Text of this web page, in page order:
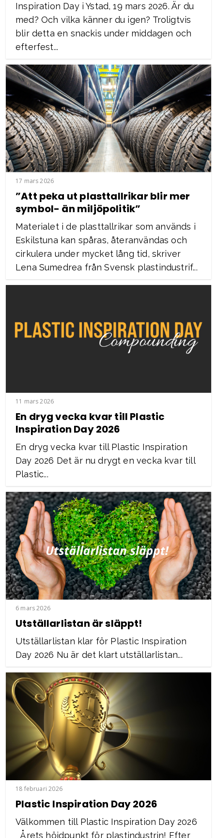
Inspiration Day i Ystad, 19 mars 2026. Är du
med? Och vilka känner du igen? Troligtvis
blir detta en snackis under middagen och
efterfest...
17 mars 2026
”Att peka ut plasttallrikar blir mer
symbol- än miljöpolitik”
Materialet i de plasttallrikar som används i
Eskilstuna kan spåras, återanvändas och
cirkulera under mycket lång tid, skriver
Lena Sumedrea från Svensk plastindustrif...
11 mars 2026
En dryg vecka kvar till Plastic
Inspiration Day 2026
En dryg vecka kvar till Plastic Inspiration
Day 2026 Det är nu drygt en vecka kvar till
Plastic...
6 mars 2026
Utställarlistan är släppt!
Utställarlistan klar för Plastic Inspiration
Day 2026 Nu är det klart utställarlistan...
18 februari 2026
Plastic Inspiration Day 2026
Välkommen till Plastic Inspiration Day 2026
Årets höjdpunkt för plastindustrin! Efter